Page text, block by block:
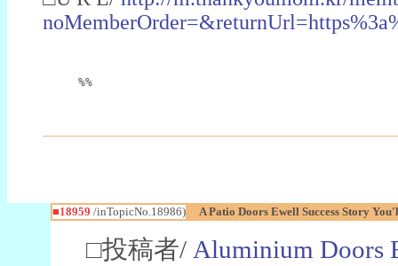
%%
■18959 /inTopicNo.18986) A Patio Doors Ewell Success Story
□投稿者/ Aluminium Doors